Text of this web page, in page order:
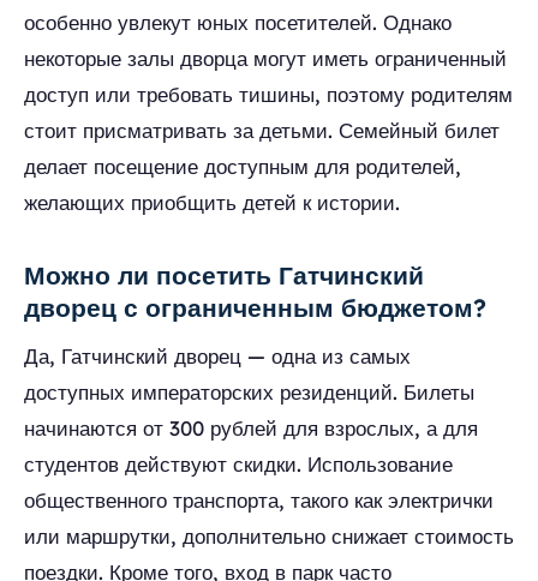
особенно увлекут юных посетителей. Однако
некоторые залы дворца могут иметь ограниченный
доступ или требовать тишины, поэтому родителям
стоит присматривать за детьми. Семейный билет
делает посещение доступным для родителей,
желающих приобщить детей к истории.
Можно ли посетить Гатчинский
дворец с ограниченным бюджетом?
Да, Гатчинский дворец — одна из самых
доступных императорских резиденций. Билеты
начинаются от 300 рублей для взрослых, а для
студентов действуют скидки. Использование
общественного транспорта, такого как электрички
или маршрутки, дополнительно снижает стоимость
поездки. Кроме того, вход в парк часто